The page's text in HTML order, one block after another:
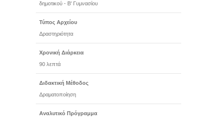
δημοτικού - Β' Γυμνασίου
Τύπος Αρχείου
Δραστηριότητα
Χρονική Διάρκεια
90 λεπτά
Διδακτική Μέθοδος
Δραματοποίηση
Αναλυτικό Πρόγραμμα